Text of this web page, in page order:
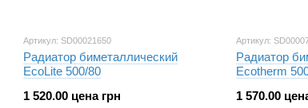
Артикул: SD00021650
Радиатор биметаллический
EcoLite 500/80
1 520.00 цена грн
Артикул:
Радиатор
Ecotherm
1 570.00